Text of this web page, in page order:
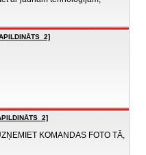
KOMANDAS FOTO TĀ,